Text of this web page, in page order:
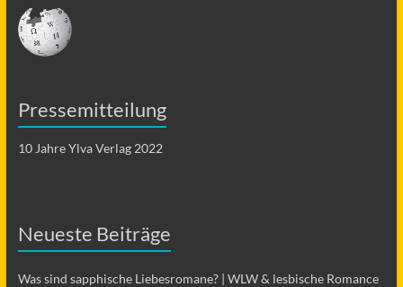
Pressemitteilung
10 Jahre Ylva Verlag 2022
Neueste Beiträge
Was sind sapphische Liebesromane? | WLW & lesbische Romance